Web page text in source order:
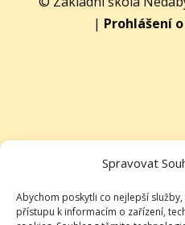
Spravovat
Abychom poskytli co nejlepší
přístupu k informacím o zařízení,
| Prohlášení